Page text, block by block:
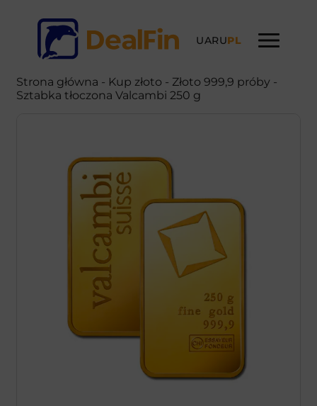
UARUPL
Strona główna - Kup złoto - Złoto 999,9 próby -
Sztabka tłoczona Valcambi 250 g